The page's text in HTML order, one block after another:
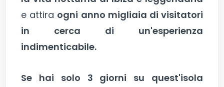
e attira ogni anno migliaia di visitatori
in cerca di un'esperienza
indimenticabile.
Se hai solo 3 giorni su quest'isola